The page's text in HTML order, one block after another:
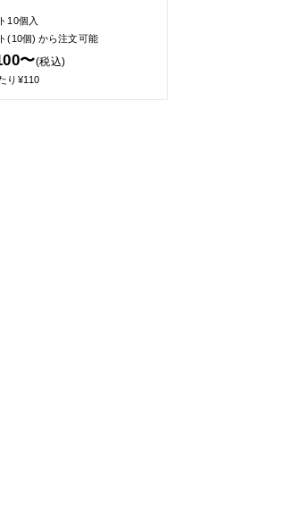
10個入
(10個)から注文可能
〜(税込)
り¥110